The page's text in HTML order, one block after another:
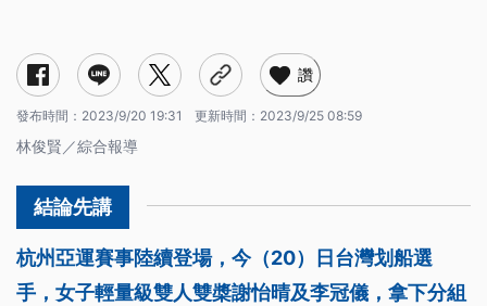
讚
發布時間： 2023/9/20 19:31 更新時間： 2023/9/25 08:59
林俊賢／綜合報導
杭州亞運賽事陸續登場，今（20）日台灣划船選
手，女子輕量級雙人雙槳謝怡晴及李冠儀，拿下分組